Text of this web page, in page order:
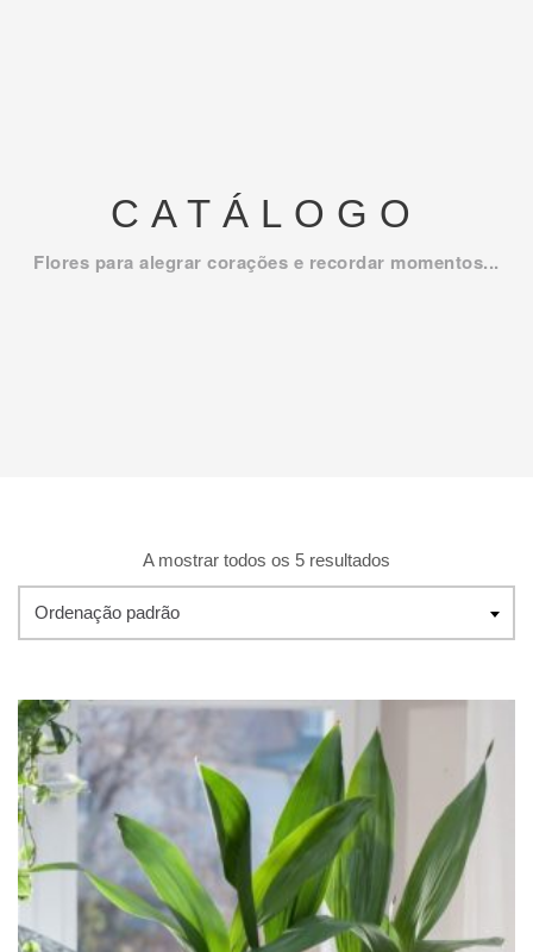
CATÁLOGO
Flores para alegrar corações e recordar momentos...
A mostrar todos os 5 resultados
Ordenação padrão